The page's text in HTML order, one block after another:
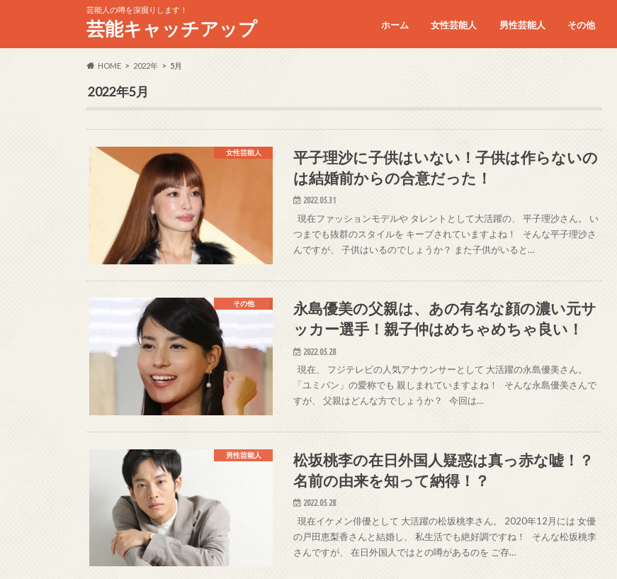
芸能人の噂を深掘りします！
芸能キャッチアップ ホーム 女性芸能人 男性芸能人 その他
HOME 2022年 5月
2022年5月
女性芸能人
平子理沙に子供はいない！子供は作らないの
は結婚前からの合意だった！
2022.05.31
現在ファッションモデルや タレントとして大活躍の、 平子理沙さん。 い
つまでも抜群のスタイルを キープされていますよね！ そんな平子理沙さ
んですが、 子供はいるのでしょうか？ また子供がいると…
その他
永島優美の父親は、あの有名な顔の濃い元サ
ッカー選手！親子仲はめちゃめちゃ良い！
2022.05.28
現在、 フジテレビの人気アナウンサーとして 大活躍の永島優美さん。
「ユミパン」の愛称でも 親しまれていますよね！ そんな永島優美さんで
すが、 父親はどんな方でしょうか？ 今回は…
男性芸能人
松坂桃李の在日外国人疑惑は真っ赤な嘘！？
名前の由来を知って納得！？
2022.05.28
現在イケメン俳優として 大活躍の松坂桃李さん。 2020年12月には 女優
の戸田恵梨香さんと結婚し、 私生活でも絶好調ですね！ そんな松坂桃李
さんですが、 在日外国人ではとの噂があるのを ご存…